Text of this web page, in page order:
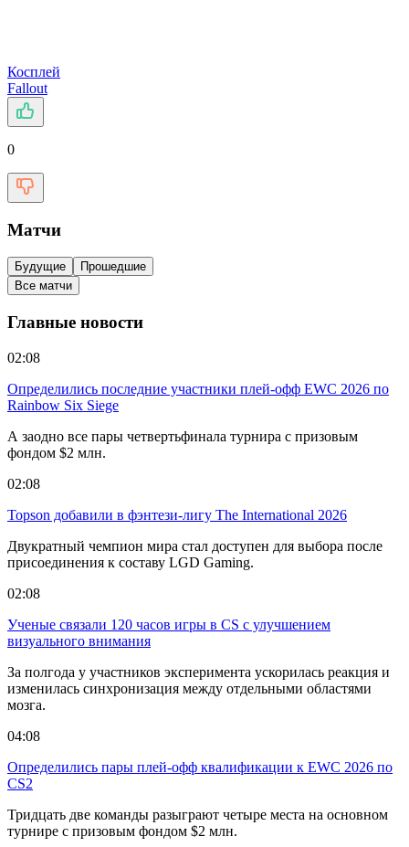
Косплей
Fallout
0
Матчи
Будущие
Прошедшие
Все матчи
Главные новости
02:08
Определились последние участники плей-офф EWC 2026 по
Rainbow Six Siege
А заодно все пары четвертьфинала турнира с призовым
фондом $2 млн.
02:08
Topson добавили в фэнтези-лигу The International 2026
Двукратный чемпион мира стал доступен для выбора после
присоединения к составу LGD Gaming.
02:08
Ученые связали 120 часов игры в CS с улучшением
визуального внимания
За полгода у участников эксперимента ускорилась реакция и
изменилась синхронизация между отдельными областями
мозга.
04:08
Определились пары плей-офф квалификации к EWC 2026 по
CS2
Тридцать две команды разыграют четыре места на основном
турнире с призовым фондом $2 млн.